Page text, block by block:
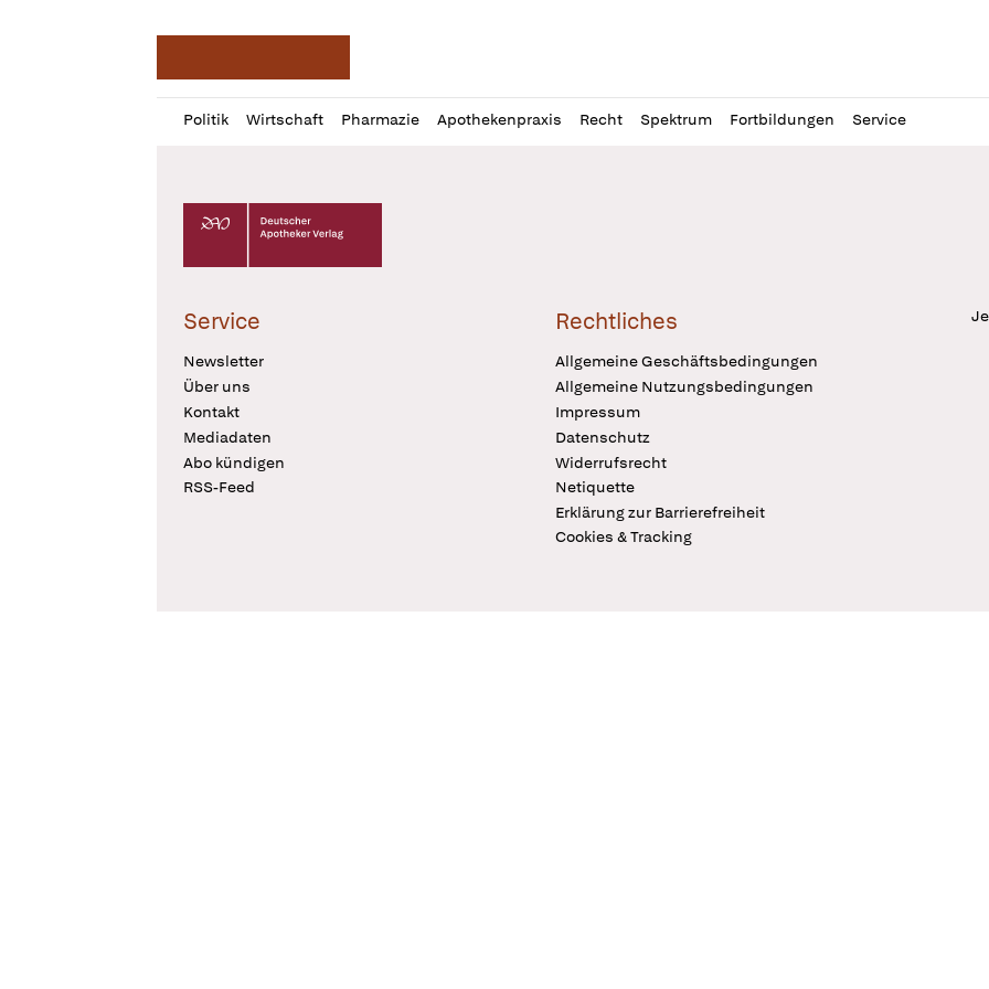
Politik Wirtschaft Pharmazie Apothekenpraxis Recht Spektrum Fortbildungen Service
Profil
öffnen
Daz
Pur
Deutscher Apotheker Verlag Logo
Service
Newsletter
Über uns
Kontakt
Mediadaten
Abo kündigen
RSS-Feed
Rechtliches
Allgemeine Geschäftsbedingungen
Allgemeine Nutzungsbedingungen
Impressum
Datenschutz
Widerrufsrecht
Netiquette
Erklärung zur Barrierefreiheit
Cookies & Tracking